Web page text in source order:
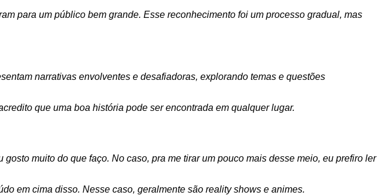
para um público bem grande. Esse reconhecimento foi um processo gradual, mas
narrativas envolventes e desafiadoras, explorando temas e questões
que uma boa história pode ser encontrada em qualquer lugar.
muito do que faço. No caso, pra me tirar um pouco mais desse meio, eu prefiro ler
em cima disso. Nesse caso, geralmente são reality shows e animes.